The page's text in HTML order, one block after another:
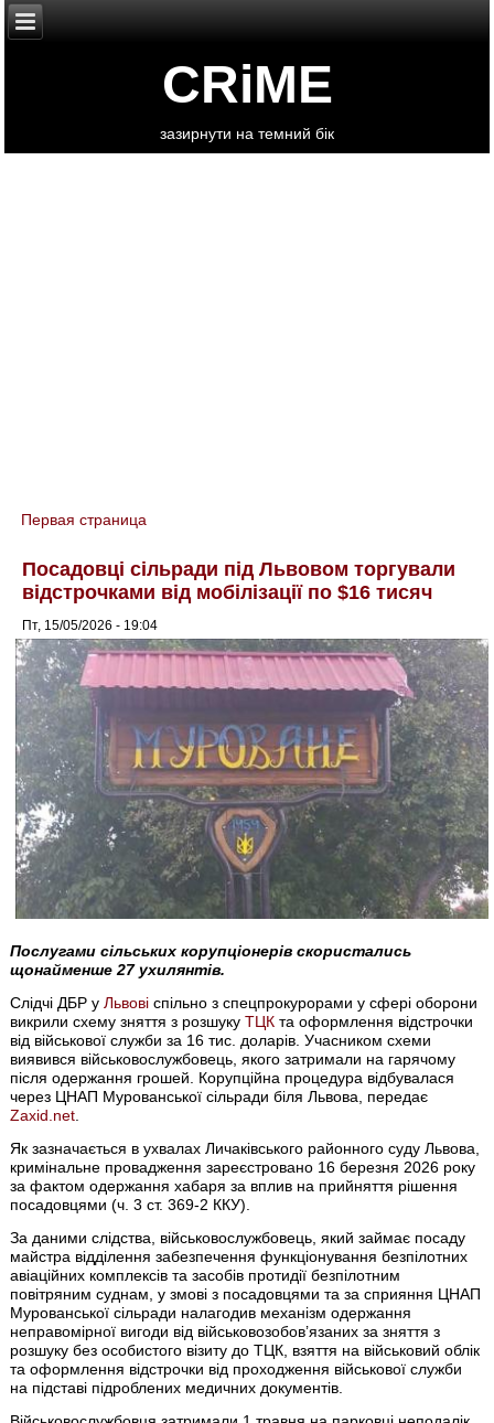
CRiME
зазирнути на темний бік
You are here
Первая страница
Посадовці сільради під Львовом торгували
відстрочками від мобілізації по $16 тисяч
Пт, 15/05/2026 - 19:04
Послугами сільських корупціонерів скористались
щонайменше 27 ухилянтів.
Слідчі ДБР уЛьвові спільно з спецпрокурорами у сфері оборони
викрили схему зняття з розшукуТЦК та оформлення відстрочки
від військової служби за 16 тис. доларів. Учасником схеми
виявився військовослужбовець, якого затримали на гарячому
після одержання грошей. Корупційна процедура відбувалася
через ЦНАП Мурованської сільради біля Львова, передає
Zaxid.net
Як зазначається в ухвалах Личаківського районного суду Львова,
кримінальне провадження зареєстровано 16 березня 2026 року
за фактом одержання хабаря за вплив на прийняття рішення
посадовцями (ч. 3 ст. 369-2 ККУ).
За даними слідства, військовослужбовець, який займає посаду
майстра відділення забезпечення функціонування безпілотних
авіаційних комплексів та засобів протидії безпілотним
повітряним суднам, у змові з посадовцями та за сприяння ЦНАП
Мурованської сільради налагодив механізм одержання
неправомірної вигоди від військовозобов’язаних за зняття з
розшуку без особистого візиту до ТЦК, взяття на військовий облік
та оформлення відстрочки від проходження військової служби
на підставі підроблених медичних документів.